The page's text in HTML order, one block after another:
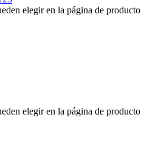
elegir en la página de producto
elegir en la página de producto